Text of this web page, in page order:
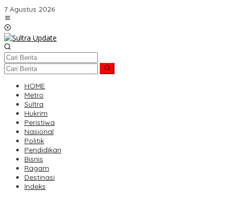
Lewati
ke
konten
7 Agustus 2026
HOME
Metro
Sultra
Hukrim
Peristiwa
Nasional
Politik
Pendidikan
Bisnis
Ragam
Destinasi
Indeks